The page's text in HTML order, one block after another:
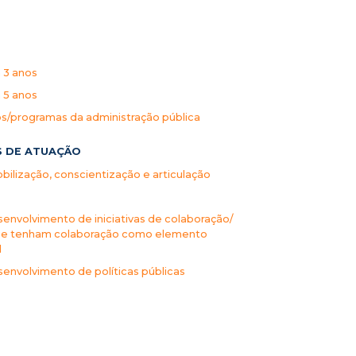
3 anos
5 anos
programas da administração pública
DE ATUAÇÃO
conscientização e articulação
de iniciativas de colaboração/
tenham colaboração como elemento
de políticas públicas